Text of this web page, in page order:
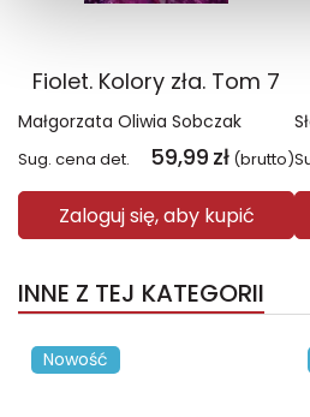
Fiolet. Kolory zła. Tom 7
Małgorzata Oliwia Sobczak
Sug. cena det. 59,99 zł (brutto)
Zaloguj się, aby kupić
INNE Z TEJ KATEGORII
Nowość